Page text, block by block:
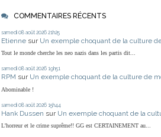
COMMENTAIRES RÉCENTS
samedi 08 août 2026 21h25
Etienne sur Un exemple choquant de la culture
Tout le monde cherche les neo nazis dans les partis dit...
samedi 08 août 2026 19h51
RPM sur Un exemple choquant de la culture de
Abominable !
samedi 08 août 2026 15h44
Hank Dussen sur Un exemple choquant de la
L'horreur et le crime suprême!! GG est CERTAINEMENT au...